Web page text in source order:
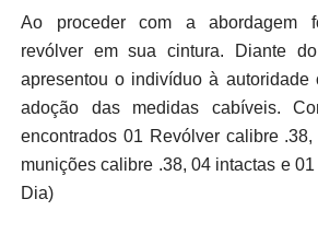
Ao proceder com a abordagem
revólver em sua cintura. Diante
apresentou o indivíduo à autoridade
adoção das medidas cabíveis.
encontrados 01 Revólver calibre
munições calibre .38, 04 intactas e
Dia)